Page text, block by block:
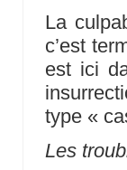
La
c’est
est ici
type «
Les